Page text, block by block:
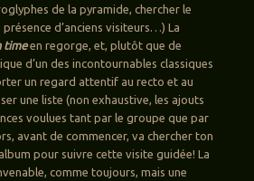
de la pyramide, chercher le
d’anciens visiteurs…) La
timeen regorge, et, plutôt que de
d’un des incontournables classiques
un regard attentif au recto et au
une liste (non exhaustive, les ajouts
voulues tant par le groupe que par
avant de commencer, va chercher ton
pour suivre cette visite guidée! La
comme toujours, mais une